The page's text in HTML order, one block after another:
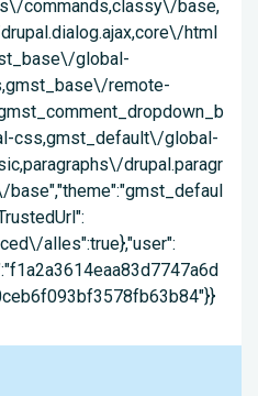
commands,classy\/base,
html
global-
remote-
css,gmst_default\/global-
drupal.paragr
alles":true},"user":